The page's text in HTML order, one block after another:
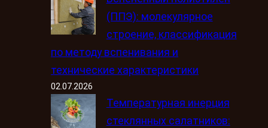
(ППЭ): молекулярное
строение, классификация
по методу вспенивания и
технические характеристики
02.07.2026
Температурная инерция
стеклянных салатников: